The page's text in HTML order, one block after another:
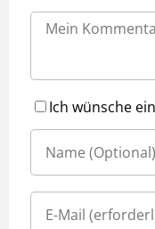
Ich wünsche